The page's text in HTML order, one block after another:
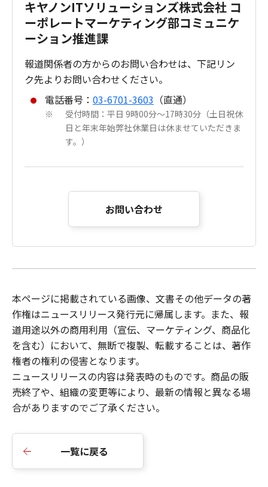
キヤノンITソリューションズ株式会社 コ
ーポレートマーケティング部コミュニケ
ーション推進課
報道関係者の方からのお問い合わせは、下記リン
ク先よりお問い合わせください。
電話番号： 03-6701-3603 （直通）
※
受付時間：平日 9時00分～17時30分（土日祝休
日と年末年始弊社休業日は休ませていただきま
す。）
お問い合わせ
本ページに掲載されている画像、文書その他データの著
作権はニュースリリース発行元に帰属します。また、報
道用途以外の商用利用（宣伝、マーケティング、商品化
を含む）において、無断で複製、転載することは、著作
権者の権利の侵害となります。
ニュースリリースの内容は発表時のものです。商品の販
売終了や、組織の変更等により、最新の情報と異なる場
合がありますのでご了承ください。
一覧に戻る